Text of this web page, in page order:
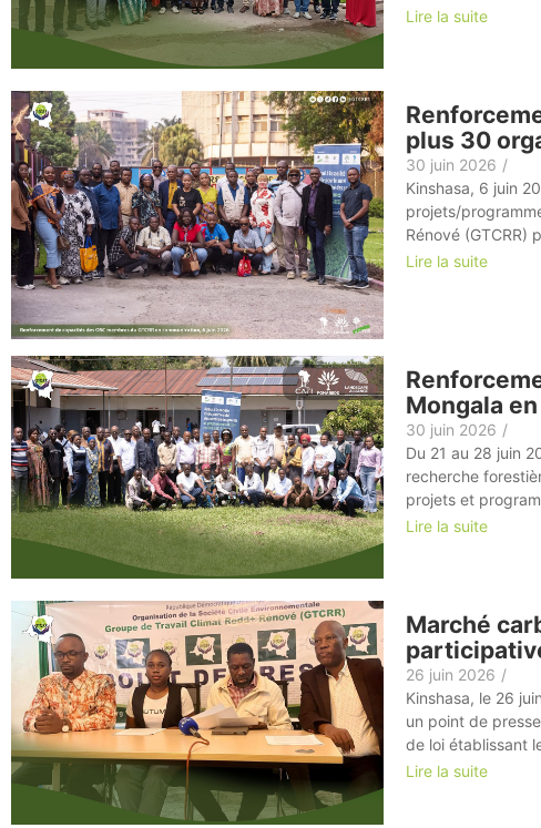
Lire la suite
plus 30
30 juin 2026 /
Kinshasa, 6 juin
projets/
Rénové (GTCRR)
Lire la suite
Mongala
30 juin 2026 /
Du 21 au 28 juin
recherche
projets et
Lire la suite
Marché
26 juin 2026 /
Kinshasa, le 26
un point de
de loi établissant
Lire la suite